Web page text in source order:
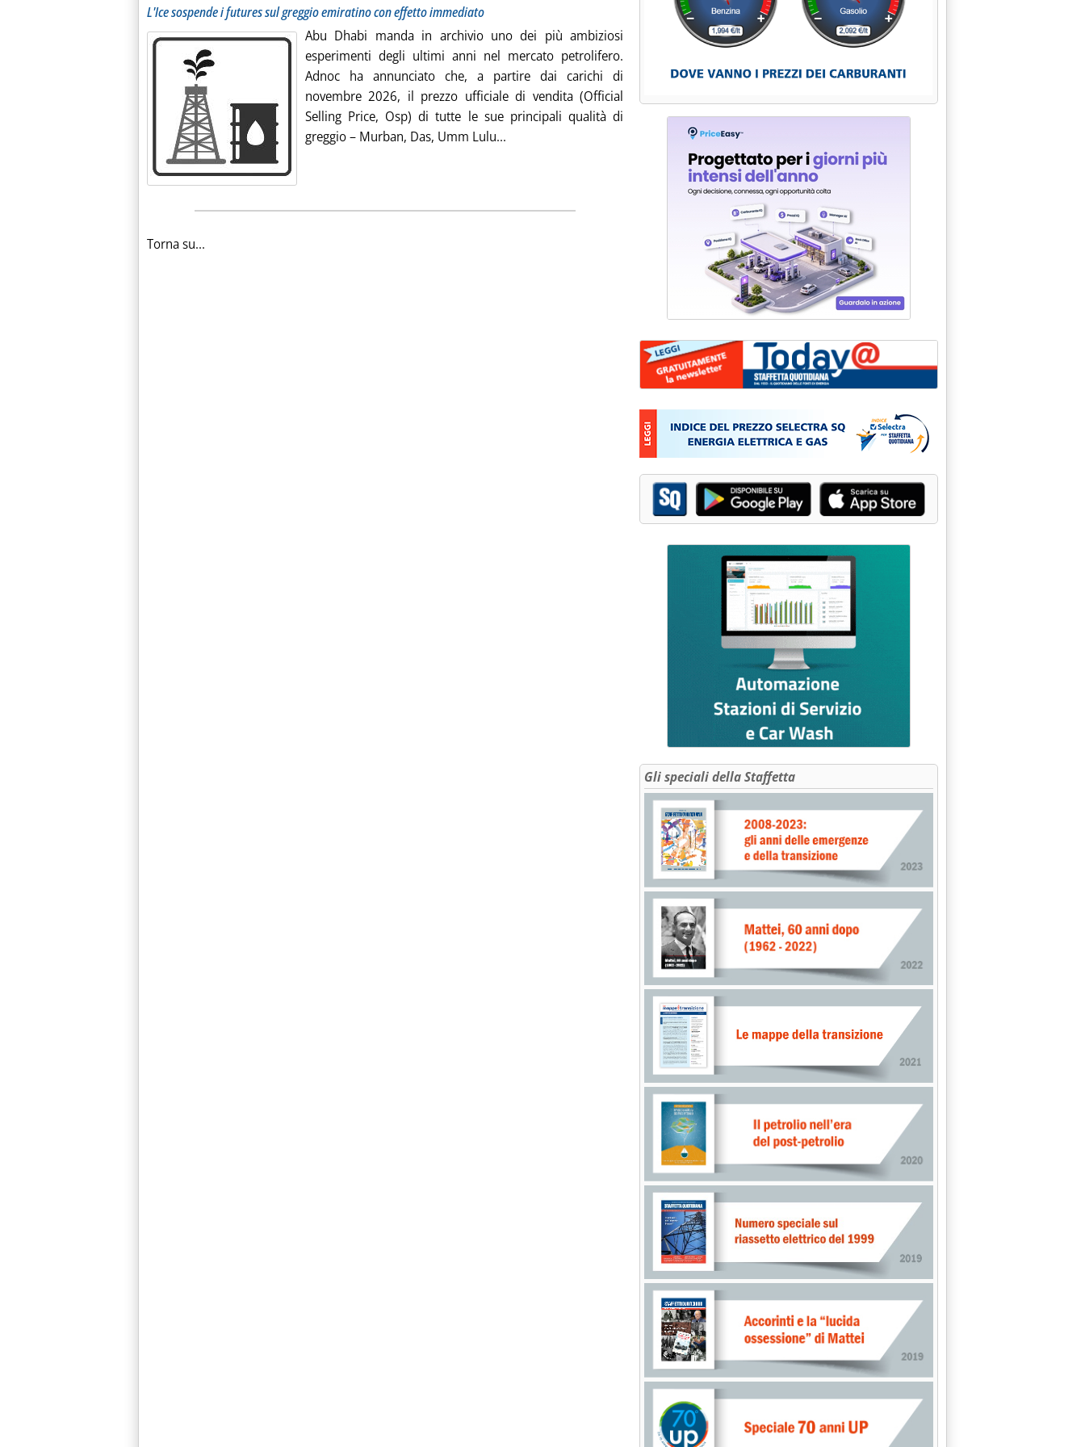
L'Ice sospende i futures sul greggio emiratino con effetto immediato
Abu Dhabi manda in archivio uno dei più ambiziosi
esperimenti degli ultimi anni nel mercato petrolifero.
Adnoc ha annunciato che, a partire dai carichi di
novembre 2026, il prezzo ufficiale di vendita (Official
Selling Price, Osp) di tutte le sue principali qualità di
greggio – Murban, Das, Umm Lulu... Leggi tutta la notizia: 'Official selling price, Adnoc lascia il Murban per il Dubai'
Torna su...
Gli speciali della Staffetta